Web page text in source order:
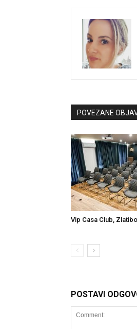
POVEZANE
Vip Casa Club,
POSTAVI